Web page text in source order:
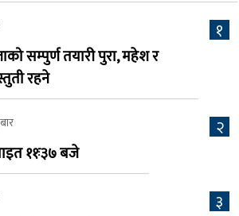
२०८३ श्रावण ६, बुधबार
कामना खबर पत्रिका
७ क्यालगरी नेपाली मेला
१
सम्पुर्ण तयारी पुरा, महेश र
रहने
२
११ः३७ बजे
३